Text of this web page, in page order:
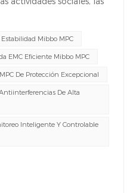
la armonía y la
comunidad e incluso de
de vigilancia inteligentes,
de esta línea de
de los
los sistemas de
desafíos formidables:
estable las 24
extremas? ¿Cómo
Mibbo MPC
EMC Eficiente Mibbo MPC
De Protección Excepcional
De Alta
Inteligente Y Controlable